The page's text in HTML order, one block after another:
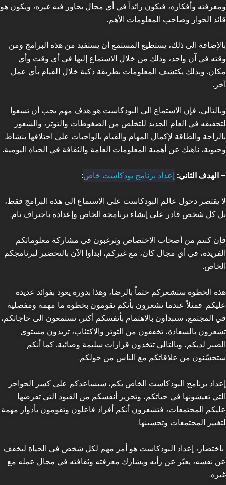
ومعرفته وأفكاره، فيكون رائداً في أي مجال يحاور فيه غيره، ويكون هو
قائد الحوار وصاحب المعلومات الأهم.
بالإضافة الى ذلك، يستطيع المستمع أن يستفيد من هذه البرامج ومن
وقته في آن واحد، وذلك من خلال الاستماع إليها في أي وقت وأي
مكان. وبذلك يكتشف المعلومات بطريقة ذكية خلال القيام بأي عمل
آخر.
وبالتالي، فإن الاستماع الى البودكاست هو هدف مهم يجب أن تسعوا
لتحقيقه في العام الجديد للتخلص من الضغوطات والتوتر، والشعور
بالراحة والطاقة لإكمال المهام والقيام بالواجبات على احتلافها بنشاط
وحيوية، ناهيك عن أهمية المعلومات العامة والثقافة في الحياة اليومية.
– الهدف الثاني: إعداد برنامج بودكاست خاص:
لا يقتصر دخول عالم البودكاست على الاستماع الى هذه البرامج فقط،
بل كل شخص قادر على إنشاء برنامجه الخاص وإعداده باحتراف تام.
فإن كنتم من أصحاب الاختصاص وترغبون في مشاركة معلوماتكم
الفريدة، في أي مجال كان، مع غيركم، ابدأوا الآن بالتحضير لبرنامجكم
الخاص.
هذه الخطوة ستشعركم حتماً بالرضا، وهذا بدوره يعود بفوائد عديدة
عليكم. فمثلاً عندما تشعرون بأنكم تقومون بخطوة ما مهمة ومفصلية
في المجتمع، ستبدأون بالاهتمام بأنفسكم أكثر، تستمعون الى حاجاتكم،
تشعرون بالسعادة، تخففون من التوتر والاكتئاب، تزيدون مستوى
الصبر لديكم، وبالتالي تتخذون قرارات سليمة وصائبة. كما أنكم
ستحسّنون من علاقاتكم مع الناس من حولكم.
إعداد برنامج البودكاست الخاص بكم، سيساعدكم على كسر الحواجز
التي تعيشونها في حياتكم، وتحرير أنفسكم من القيود التي تفرضها
عليكم المجتمعات، فتشعرون أنكم أفراد فاعلون وتقومون بأدوار مهمة
لتغيير المجتمعات وتحسينها.
باختصار، إعداد البودكاست هو أمر مهم لكل شخص في الحياة ليخفف
عن نفسه، يعبّر عن رأيه ويشارك معرفته وثقافته في مجال عمله مع
غيره.